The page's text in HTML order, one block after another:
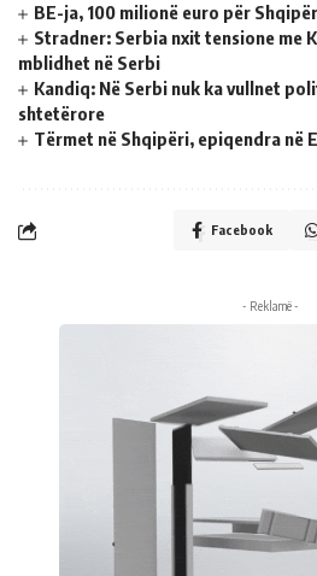
BE-ja, 100 milionë euro për
Stradner: Serbia nxit tensione me
mblidhet në Serbi
Kandiq: Në Serbi nuk ka vullnet
shtetërore
Tërmet në Shqipëri, epiqendra në
Facebook
- Reklamë -